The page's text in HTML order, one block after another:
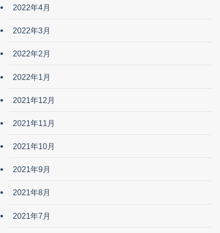
2022年4月
2022年3月
2022年2月
2022年1月
2021年12月
2021年11月
2021年10月
2021年9月
2021年8月
2021年7月